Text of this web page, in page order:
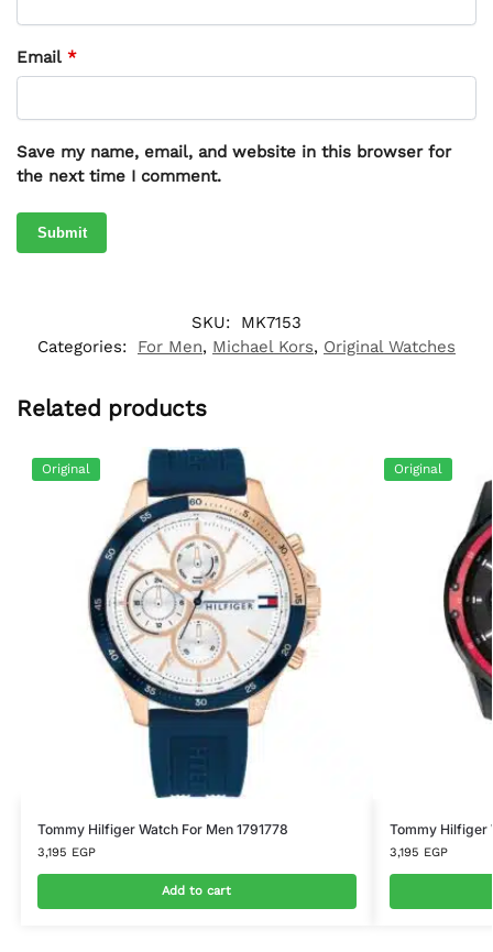
Email *
Save my name, email, and website in this browser for
the next time I comment.
SKU:
MK7153
Categories:
For Men, Michael Kors, Original Watches
Related products
Original
Tommy Hilfiger Watch For Men 1791778
3,195 EGP
Add to cart
Original
Tommy Hilfiger
3,195 EGP